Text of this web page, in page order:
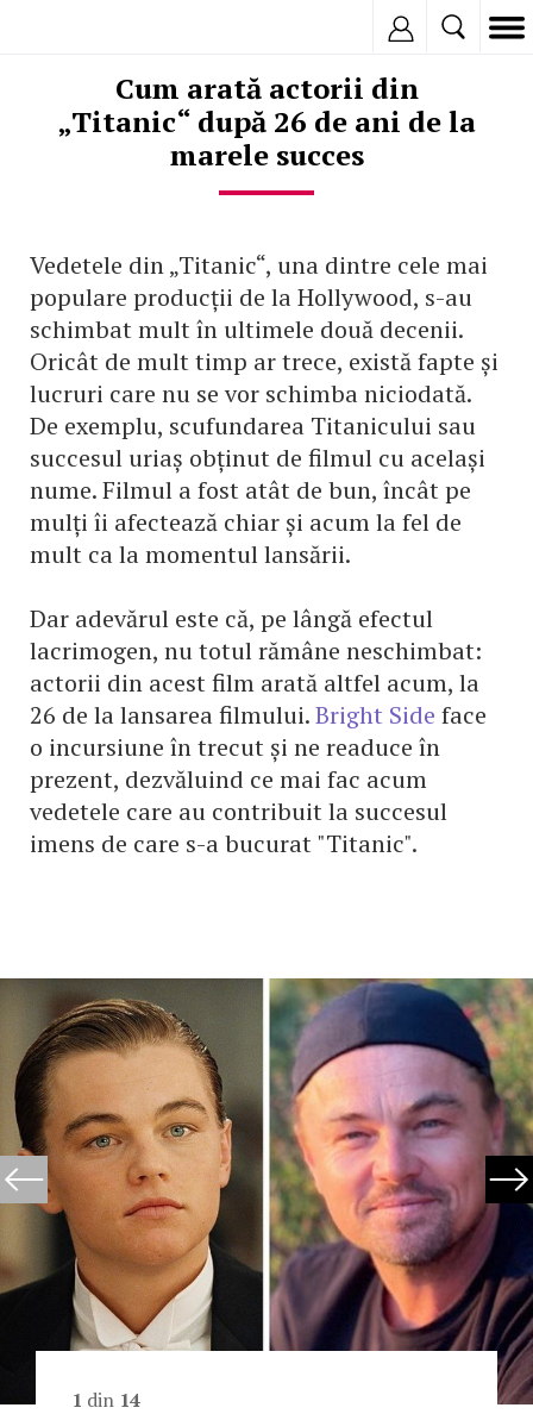
Cum arată actorii din
„Titanic“ după 26 de ani de la
marele succes
Vedetele din „Titanic“, una dintre cele mai
populare producții de la Hollywood, s-au
schimbat mult în ultimele două decenii.
Oricât de mult timp ar trece, există fapte și
lucruri care nu se vor schimba niciodată.
De exemplu, scufundarea Titanicului sau
succesul uriaș obținut de filmul cu același
nume. Filmul a fost atât de bun, încât pe
mulți îi afectează chiar și acum la fel de
mult ca la momentul lansării.
Dar adevărul este că, pe lângă efectul
lacrimogen, nu totul rămâne neschimbat:
actorii din acest film arată altfel acum, la
26 de la lansarea filmului.Bright Side face
o incursiune în trecut și ne readuce în
prezent, dezvăluind ce mai fac acum
vedetele care au contribuit la succesul
imens de care s-a bucurat "Titanic".
1 din 14